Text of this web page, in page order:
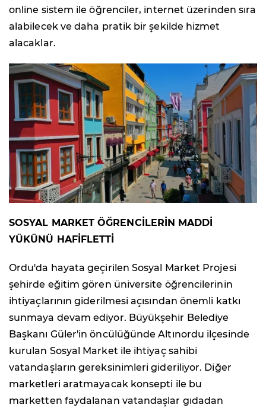
online sistem ile öğrenciler, internet üzerinden sıra
alabilecek ve daha pratik bir şekilde hizmet
alacaklar.
SOSYAL MARKET ÖĞRENCİLERİN MADDİ
YÜKÜNÜ HAFİFLETTİ
Ordu'da hayata geçirilen Sosyal Market Projesi
şehirde eğitim gören üniversite öğrencilerinin
ihtiyaçlarının giderilmesi açısından önemli katkı
sunmaya devam ediyor. Büyükşehir Belediye
Başkanı Güler'in öncülüğünde Altınordu ilçesinde
kurulan Sosyal Market ile ihtiyaç sahibi
vatandaşların gereksinimleri gideriliyor. Diğer
marketleri aratmayacak konsepti ile bu
marketten faydalanan vatandaşlar gıdadan